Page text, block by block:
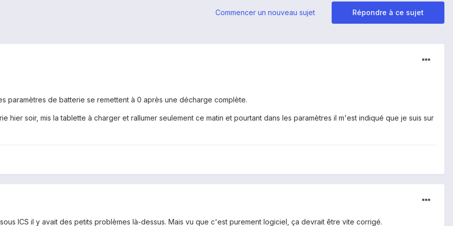
Répondre à ce sujet
Commencer un nouveau sujet
paramètres de batterie se remettent à 0 après une décharge complète.
hier soir, mis la tablette à charger et rallumer seulement ce matin et pourtant dans les paramètres il m'est indiqué que je suis sur
ICS il y avait des petits problèmes là-dessus. Mais vu que c'est purement logiciel, ça devrait être vite corrigé.